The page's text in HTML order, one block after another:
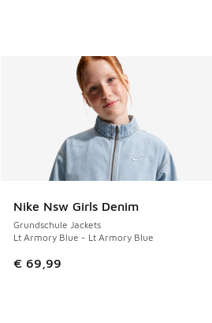
Nike Nsw Girls Denim
Grundschule Jackets
Lt Armory Blue - Lt Armory Blue
€ 69,99